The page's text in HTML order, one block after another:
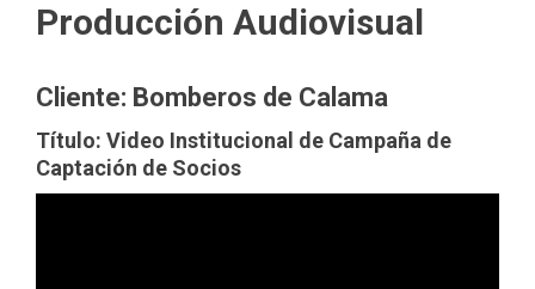
Producción Audiovisual
Cliente: Bomberos de Calama
Título: Video Institucional de Campaña de
Captación de Socios